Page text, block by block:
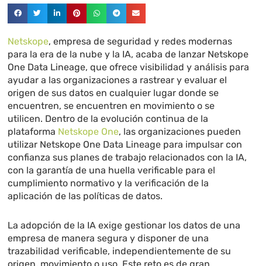
Netskope, empresa de seguridad y redes modernas
para la era de la nube y la IA, acaba de lanzar Netskope
One Data Lineage, que ofrece visibilidad y análisis para
ayudar a las organizaciones a rastrear y evaluar el
origen de sus datos en cualquier lugar donde se
encuentren, se encuentren en movimiento o se
utilicen. Dentro de la evolución continua de la
plataforma Netskope One, las organizaciones pueden
utilizar Netskope One Data Lineage para impulsar con
confianza sus planes de trabajo relacionados con la IA,
con la garantía de una huella verificable para el
cumplimiento normativo y la verificación de la
aplicación de las políticas de datos.
La adopción de la IA exige gestionar los datos de una
empresa de manera segura y disponer de una
trazabilidad verificable, independientemente de su